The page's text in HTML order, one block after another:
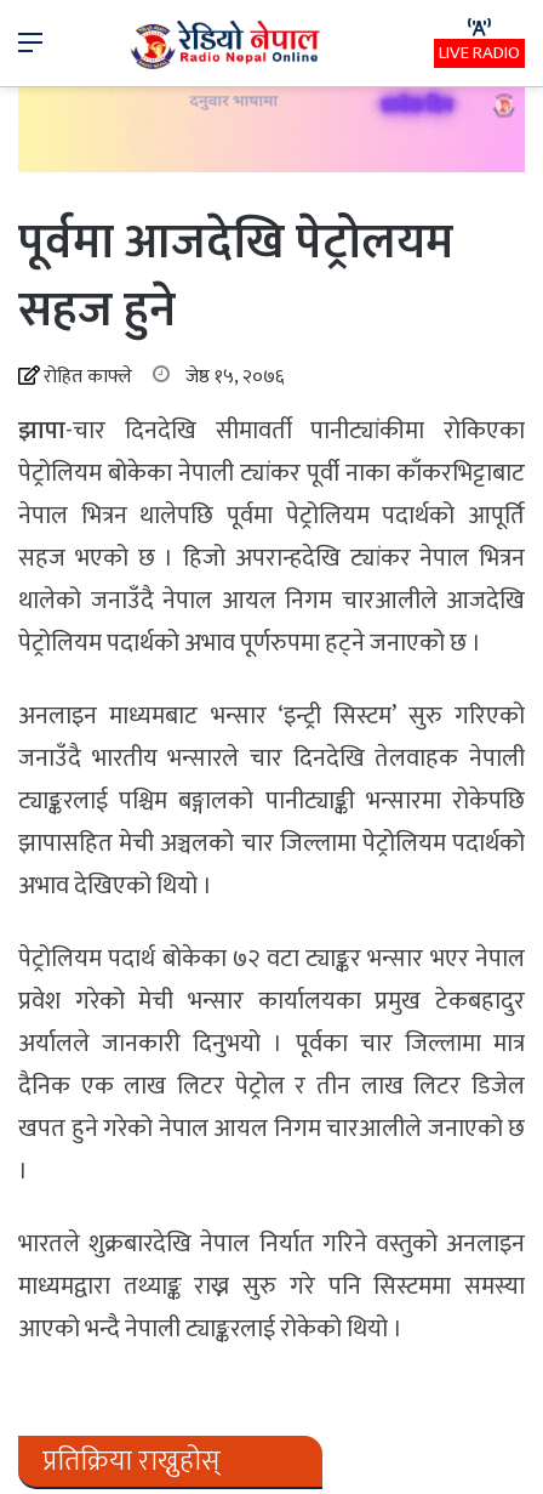
Menu LIVE RADIO
पूर्वमा आजदेखि पेट्रोलयम
सहज हुने
रोहित काफ्ले जेष्ठ १५, २०७६
झापा-चार दिनदेखि सीमावर्ती पानीट्यांकीमा रोकिएका
पेट्रोलियम बोकेका नेपाली ट्यांकर पूर्वी नाका काँकरभिट्टाबाट
नेपाल भित्रन थालेपछि पूर्वमा पेट्रोलियम पदार्थको आपूर्ति
सहज भएको छ । हिजो अपरान्हदेखि ट्यांकर नेपाल भित्रन
थालेको जनाउँदै नेपाल आयल निगम चारआलीले आजदेखि
पेट्रोलियम पदार्थको अभाव पूर्णरुपमा हट्ने जनाएको छ ।
अनलाइन माध्यमबाट भन्सार ‘इन्ट्री सिस्टम’ सुरु गरिएको
जनाउँदै भारतीय भन्सारले चार दिनदेखि तेलवाहक नेपाली
ट्याङ्करलाई पश्चिम बङ्गालको पानीट्याङ्की भन्सारमा रोकेपछि
झापासहित मेची अञ्चलको चार जिल्लामा पेट्रोलियम पदार्थको
अभाव देखिएको थियो ।
पेट्रोलियम पदार्थ बोकेका ७२ वटा ट्याङ्कर भन्सार भएर नेपाल
प्रवेश गरेको मेची भन्सार कार्यालयका प्रमुख टेकबहादुर
अर्यालले जानकारी दिनुभयो । पूर्वका चार जिल्लामा मात्र
दैनिक एक लाख लिटर पेट्रोल र तीन लाख लिटर डिजेल
खपत हुने गरेको नेपाल आयल निगम चारआलीले जनाएको छ
।
भारतले शुक्रबारदेखि नेपाल निर्यात गरिने वस्तुको अनलाइन
माध्यमद्वारा तथ्याङ्क राख्न सुरु गरे पनि सिस्टममा समस्या
आएको भन्दै नेपाली ट्याङ्करलाई रोकेको थियो ।
प्रतिक्रिया राख्नुहोस्